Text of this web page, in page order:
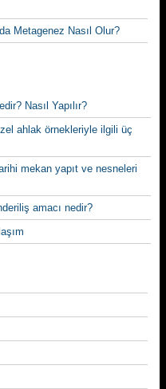
Metagenez Nasıl Olur?
Nasıl Yapılır?
ahlak örnekleriyle ilgili üç
mekan yapıt ve nesneleri
amacı nedir?